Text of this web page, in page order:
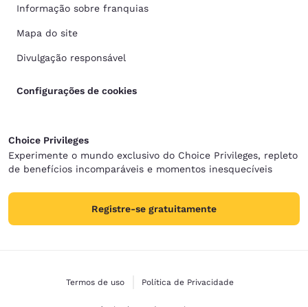
Informação sobre franquias
Mapa do site
Divulgação responsável
Configurações de cookies
Choice Privileges
Experimente o mundo exclusivo do Choice Privileges, repleto
de benefícios incomparáveis e momentos inesquecíveis
Registre-se gratuitamente
Termos de uso Política de Privacidade